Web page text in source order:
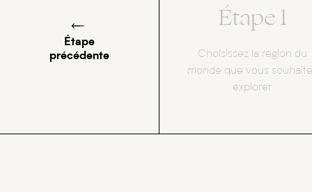
Étape
précédente
Étape 1
Choisissez la région du
monde que vous
explorer